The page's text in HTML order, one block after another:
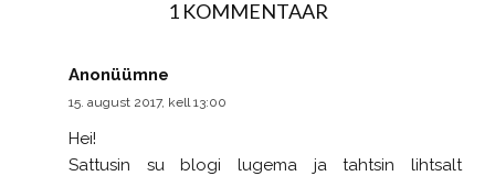
1 KOMMENTAAR
Anonüümne
15. august 2017, kell 13:00
Hei!
Sattusin su blogi lugema ja tahtsin lihtsalt